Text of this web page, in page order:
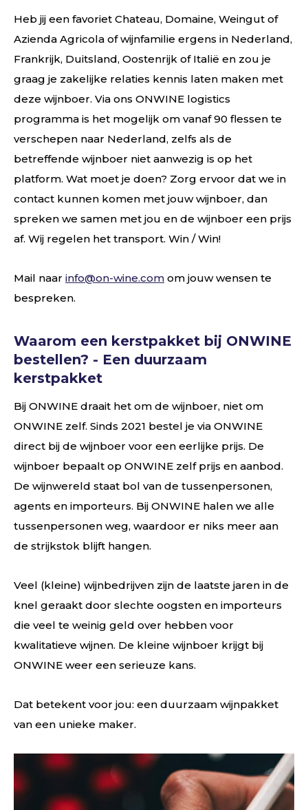
Heb jij een favoriet Chateau, Domaine, Weingut of
Azienda Agricola of wijnfamilie ergens in Nederland,
Frankrijk, Duitsland, Oostenrijk of Italië en zou je
graag je zakelijke relaties kennis laten maken met
deze wijnboer. Via ons ONWINE logistics
programma is het mogelijk om vanaf 90 flessen te
verschepen naar Nederland, zelfs als de
betreffende wijnboer niet aanwezig is op het
platform. Wat moet je doen? Zorg ervoor dat we in
contact kunnen komen met jouw wijnboer, dan
spreken we samen met jou en de wijnboer een prijs
af. Wij regelen het transport. Win / Win!
Mail naar info@on-wine.com om jouw wensen te
bespreken.
Waarom een kerstpakket bij ONWINE
bestellen? - Een duurzaam
kerstpakket
Bij ONWINE draait het om de wijnboer, niet om
ONWINE zelf. Sinds 2021 bestel je via ONWINE
direct bij de wijnboer voor een eerlijke prijs. De
wijnboer bepaalt op ONWINE zelf prijs en aanbod.
De wijnwereld staat bol van de tussenpersonen,
agents en importeurs. Bij ONWINE halen we alle
tussenpersonen weg, waardoor er niks meer aan
de strijkstok blijft hangen.
Veel (kleine) wijnbedrijven zijn de laatste jaren in de
knel geraakt door slechte oogsten en importeurs
die veel te weinig geld over hebben voor
kwalitatieve wijnen. De kleine wijnboer krijgt bij
ONWINE weer een serieuze kans.
Dat betekent voor jou: een duurzaam wijnpakket
van een unieke maker.